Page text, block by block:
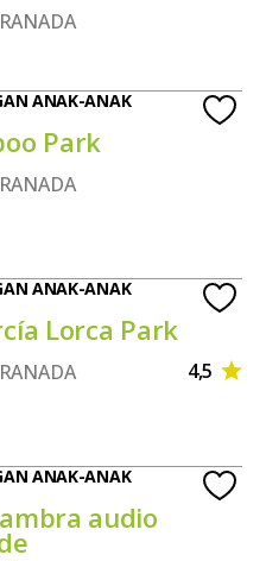
ANAK-ANAK
Park
ANAK-ANAK
Lorca Park
4,5
ANAK-ANAK
audio